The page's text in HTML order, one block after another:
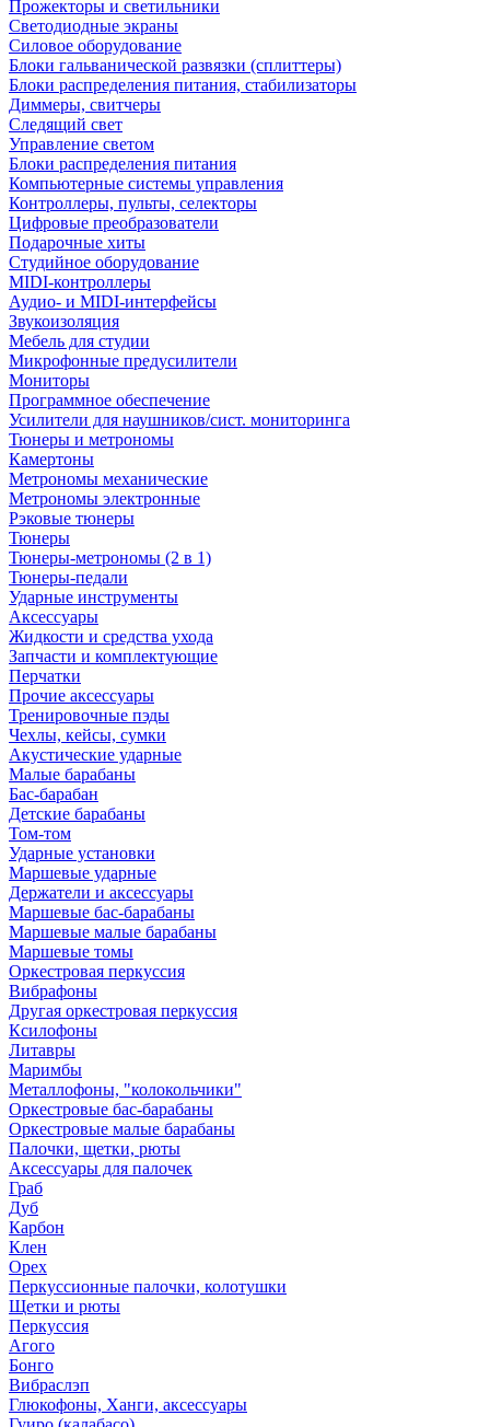
Прожекторы и светильники
Светодиодные экраны
Силовое оборудование
Блоки гальванической развязки (сплиттеры)
Блоки распределения питания, стабилизаторы
Диммеры, свитчеры
Следящий свет
Управление светом
Блоки распределения питания
Компьютерные системы управления
Контроллеры, пульты, селекторы
Цифровые преобразователи
Подарочные хиты
Студийное оборудование
MIDI-контроллеры
Аудио- и MIDI-интерфейсы
Звукоизоляция
Мебель для студии
Микрофонные предусилители
Мониторы
Программное обеспечение
Усилители для наушников/сист. мониторинга
Тюнеры и метрономы
Камертоны
Метрономы механические
Метрономы электронные
Рэковые тюнеры
Тюнеры
Тюнеры-метрономы (2 в 1)
Тюнеры-педали
Ударные инструменты
Аксессуары
Жидкости и средства ухода
Запчасти и комплектующие
Перчатки
Прочие аксессуары
Тренировочные пэды
Чехлы, кейсы, сумки
Акустические ударные
Mалые барабаны
Бас-барабан
Детские барабаны
Том-том
Ударные установки
Маршевые ударные
Держатели и аксессуары
Маршевые бас-барабаны
Маршевые малые барабаны
Маршевые томы
Оркестровая перкуссия
Вибрафоны
Другая оркестровая перкуссия
Ксилофоны
Литавры
Маримбы
Металлофоны, "колокольчики"
Оркестровые бас-барабаны
Оркестровые малые барабаны
Палочки, щетки, рюты
Аксессуары для палочек
Граб
Дуб
Карбон
Клен
Орех
Перкуссионные палочки, колотушки
Щетки и рюты
Перкуссия
Агого
Бонго
Вибраслэп
Глюкофоны, Ханги, аксессуары